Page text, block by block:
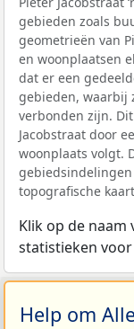
gebieden zoals
geometrieën van
en woonplaatsen
dat er een
gebieden, waarbij
verbonden zijn.
Jacobstraat door
woonplaats volgt.
topografische
Klik op de naam
statistieken
Help om